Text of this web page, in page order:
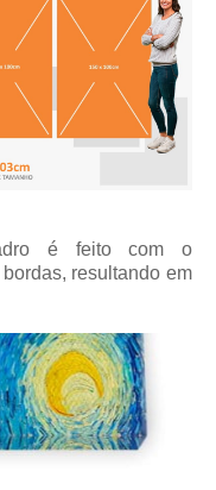
é feito com o
resultando em